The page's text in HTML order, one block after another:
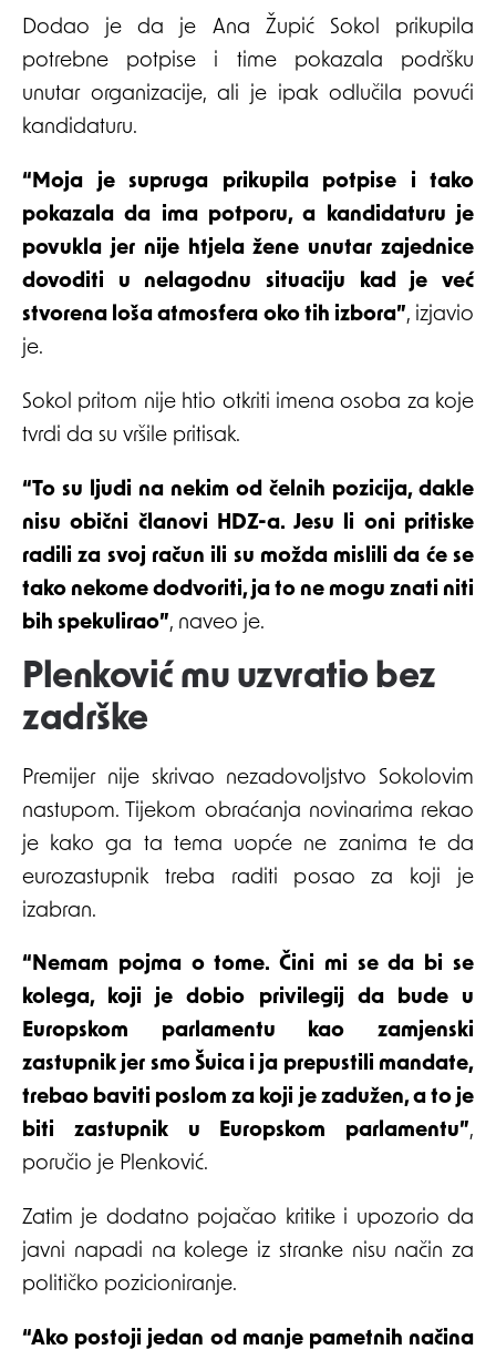
Dodao je da je Ana Župić Sokol prikupila
potrebne potpise i time pokazala podršku
unutar organizacije, ali je ipak odlučila povući
kandidaturu.
“Moja je supruga prikupila potpise i tako
pokazala da ima potporu, a kandidaturu je
povukla jer nije htjela žene unutar zajednice
dovoditi u nelagodnu situaciju kad je već
stvorena loša atmosfera oko tih izbora”, izjavio
je.
Sokol pritom nije htio otkriti imena osoba za koje
tvrdi da su vršile pritisak.
“To su ljudi na nekim od čelnih pozicija, dakle
nisu obični članovi HDZ-a. Jesu li oni pritiske
radili za svoj račun ili su možda mislili da će se
tako nekome dodvoriti, ja to ne mogu znati niti
bih spekulirao”, naveo je.
Plenković mu uzvratio bez
zadrške
Premijer nije skrivao nezadovoljstvo Sokolovim
nastupom. Tijekom obraćanja novinarima rekao
je kako ga ta tema uopće ne zanima te da
eurozastupnik treba raditi posao za koji je
izabran.
“Nemam pojma o tome. Čini mi se da bi se
kolega, koji je dobio privilegij da bude u
Europskom parlamentu kao zamjenski
zastupnik jer smo Šuica i ja prepustili mandate,
trebao baviti poslom za koji je zadužen, a to je
biti zastupnik u Europskom parlamentu”,
poručio je Plenković.
Zatim je dodatno pojačao kritike i upozorio da
javni napadi na kolege iz stranke nisu način za
političko pozicioniranje.
“Ako postoji jedan od manje pametnih načina